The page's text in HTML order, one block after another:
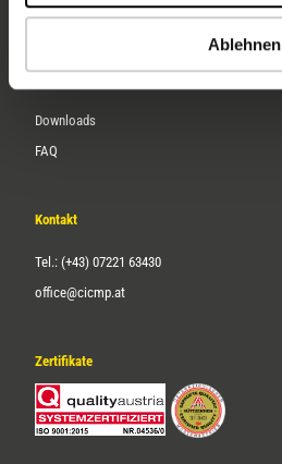
Ablehnen
Karriere
Downloads
FAQ
Kontakt
Tel.: (+43) 07221 63430
office@cicmp.at
Zertifikate